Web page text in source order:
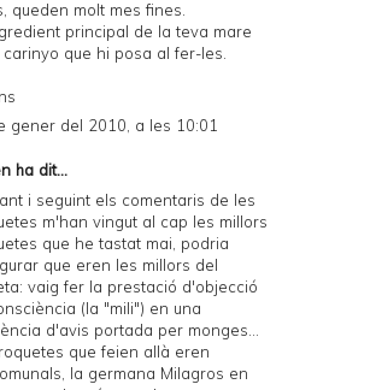
queden molt mes fines.
principal de la teva mare
carinyo que hi posa al fer-les.
gener del 2010, a les 10:01
ha dit...
i seguint els comentaris de les
m'han vingut al cap les millors
que he tastat mai, podria
que eren les millors del
vaig fer la prestació d'objecció
(la "mili") en una
d'avis portada per monges...
que feien allà eren
la germana Milagros en